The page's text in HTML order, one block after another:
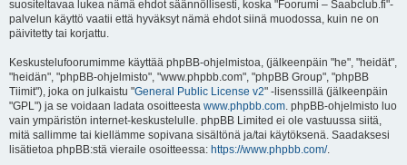
suositeltavaa lukea nämä ehdot säännöllisesti, koska "Foorumi – Saabclub.fi"-
palvelun käyttö vaatii että hyväksyt nämä ehdot siinä muodossa, kuin ne on
päivitetty tai korjattu.
Keskustelufoorumimme käyttää phpBB-ohjelmistoa, (jälkeenpäin "he", "heidät",
"heidän", "phpBB-ohjelmisto", "www.phpbb.com", "phpBB Group", "phpBB
Tiimit"), joka on julkaistu "General Public License v2" -lisenssillä (jälkeenpäin
"GPL") ja se voidaan ladata osoitteesta www.phpbb.com. phpBB-ohjelmisto luo
vain ympäristön internet-keskustelulle. phpBB Limited ei ole vastuussa siitä,
mitä sallimme tai kiellämme sopivana sisältönä ja/tai käytöksenä. Saadaksesi
lisätietoa phpBB:stä vieraile osoitteessa: https://www.phpbb.com/.